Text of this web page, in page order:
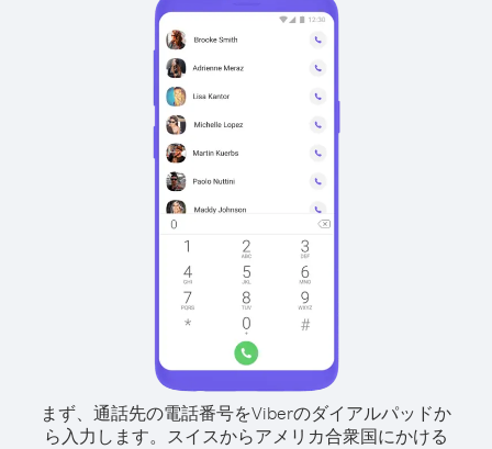
まず、通話先の電話番号をViberのダイアルパッドか
ら入力します。 スイスからアメリカ合衆国にかける